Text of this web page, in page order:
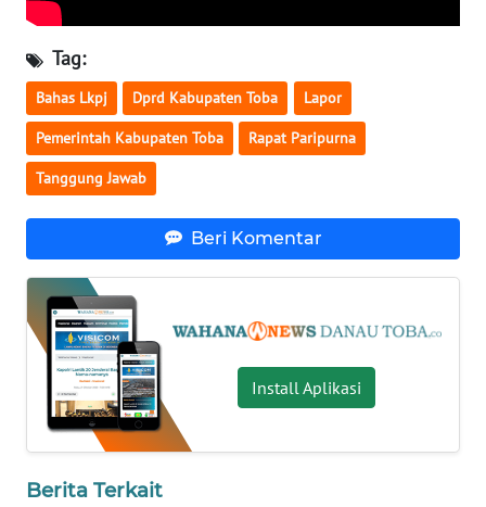
Tag:
Bahas Lkpj Dprd Kabupaten Toba Lapor
Pemerintah Kabupaten Toba Rapat Paripurna
Tanggung Jawab
Beri Komentar
Install Aplikasi
Berita Terkait
NUSANTARA
WN
JOGJA
BALI
WN
KALBAR